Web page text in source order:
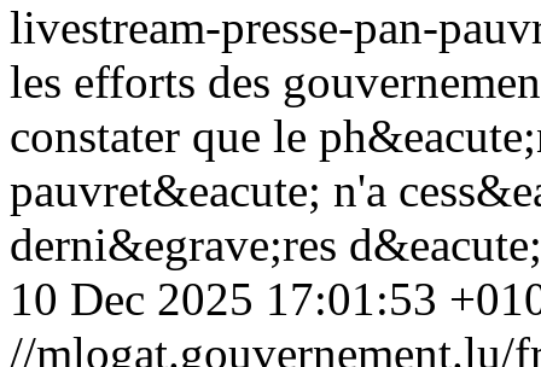
livestream-presse-pan-
les efforts des
constater que le
pauvret&eacute; n'a
derni&egrave;res
10 Dec 2025 17:01:53
//mlogat.gouvernement.lu/